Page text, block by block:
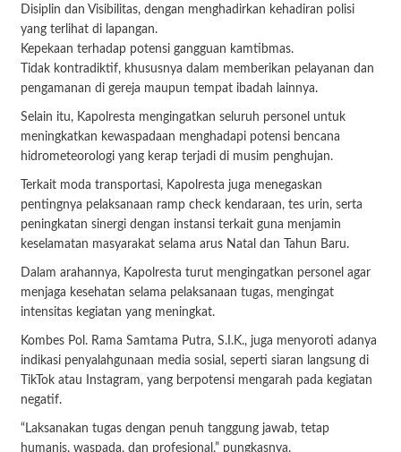
Disiplin dan Visibilitas, dengan menghadirkan kehadiran polisi
yang terlihat di lapangan.
Kepekaan terhadap potensi gangguan kamtibmas.
Tidak kontradiktif, khususnya dalam memberikan pelayanan dan
pengamanan di gereja maupun tempat ibadah lainnya.
Selain itu, Kapolresta mengingatkan seluruh personel untuk
meningkatkan kewaspadaan menghadapi potensi bencana
hidrometeorologi yang kerap terjadi di musim penghujan.
Terkait moda transportasi, Kapolresta juga menegaskan
pentingnya pelaksanaan ramp check kendaraan, tes urin, serta
peningkatan sinergi dengan instansi terkait guna menjamin
keselamatan masyarakat selama arus Natal dan Tahun Baru.
Dalam arahannya, Kapolresta turut mengingatkan personel agar
menjaga kesehatan selama pelaksanaan tugas, mengingat
intensitas kegiatan yang meningkat.
Kombes Pol. Rama Samtama Putra, S.I.K., juga menyoroti adanya
indikasi penyalahgunaan media sosial, seperti siaran langsung di
TikTok atau Instagram, yang berpotensi mengarah pada kegiatan
negatif.
“Laksanakan tugas dengan penuh tanggung jawab, tetap
humanis, waspada, dan profesional,” pungkasnya.